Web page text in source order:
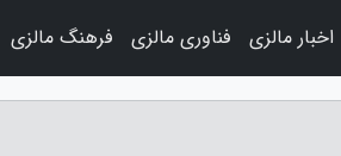
اخبار مالزی فناوری مالزی فرهنگ مالزی